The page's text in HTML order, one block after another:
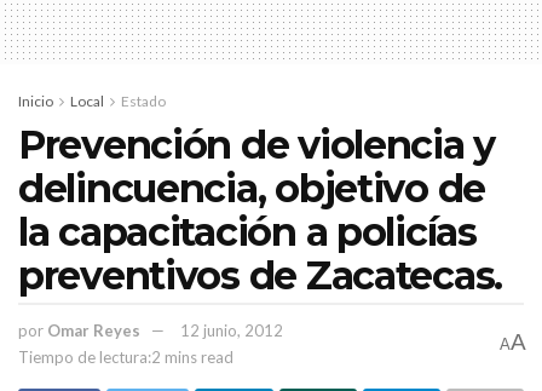
Inicio Local Estado
Prevención de violencia y
delincuencia, objetivo de
la capacitación a policías
preventivos de Zacatecas.
por Omar Reyes
12 junio, 2012
Tiempo de lectura:2 mins read
AA